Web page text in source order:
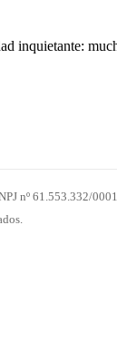
inquietante:
nº 61.553.332/